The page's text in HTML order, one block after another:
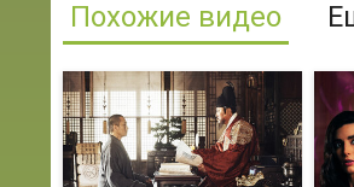
Похожие видео